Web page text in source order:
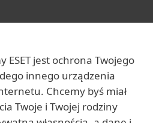
ESET jest ochrona Twojego
innego urządzenia
Chcemy byś miał
Twoje i Twojej rodziny